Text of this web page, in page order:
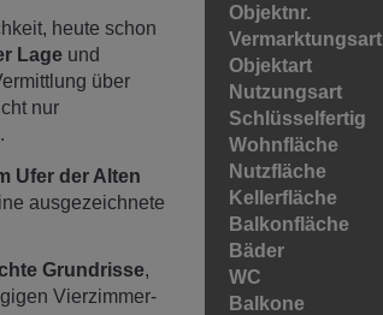
heute schon
Lage und
über
nur
.
Ufer der Alten
ausgezeichnete
Grundrisse,
Vierzimmer-
Objektnr.
Vermarktungsart
Objektart
Nutzungsart
Schlüsselfertig
Wohnfläche
Nutzfläche
Kellerfläche
Balkonfläche
Bäder
WC
Balkone